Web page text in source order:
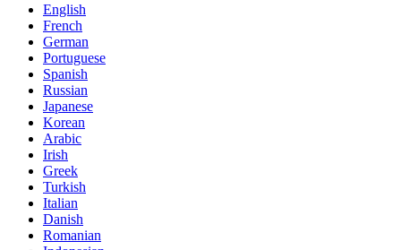
English
French
German
Portuguese
Spanish
Russian
Japanese
Korean
Arabic
Irish
Greek
Turkish
Italian
Danish
Romanian